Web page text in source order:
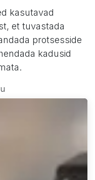
kasutavad
et tuvastada
protsesside
kadusid